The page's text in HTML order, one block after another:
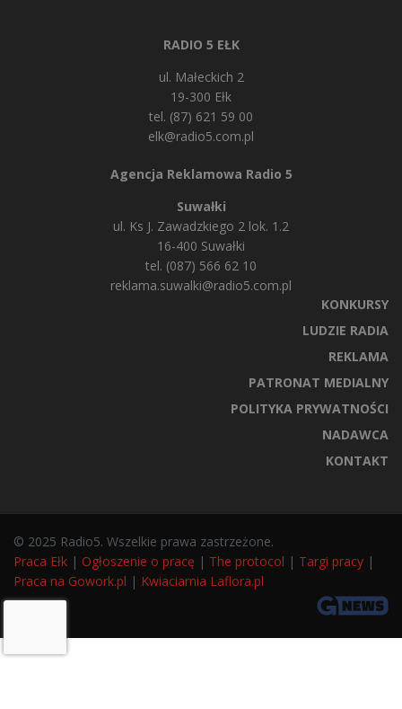
RADIO 5 EŁK
ul. Małeckich 2
19-300 Ełk
tel. (87) 621 59 00
elk@radio5.com.pl
Agencja Reklamowa Radio 5
Suwałki
ul. Ks J. Zawadzkiego 2 lok. 1.2
16-400 Suwałki
tel. (087) 566 62 10
reklama.suwalki@radio5.com.pl
KONKURSY
LUDZIE RADIA
REKLAMA
PATRONAT MEDIALNY
POLITYKA PRYWATNOŚCI
NADAWCA
KONTAKT
© 2025 Radio5. Wszelkie prawa zastrzeżone.
Praca Ełk | Ogłoszenie o pracę | The protocol | Targi pracy |
Praca na Gowork.pl | Kwiaciarnia Laflora.pl